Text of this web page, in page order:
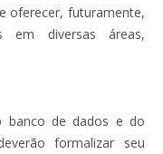
oferecer, futuramente,
em diversas áreas,
banco de dados e do
formalizar seu